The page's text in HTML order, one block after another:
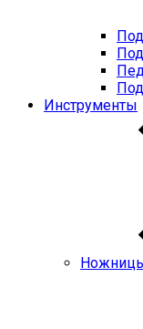
Инструменты